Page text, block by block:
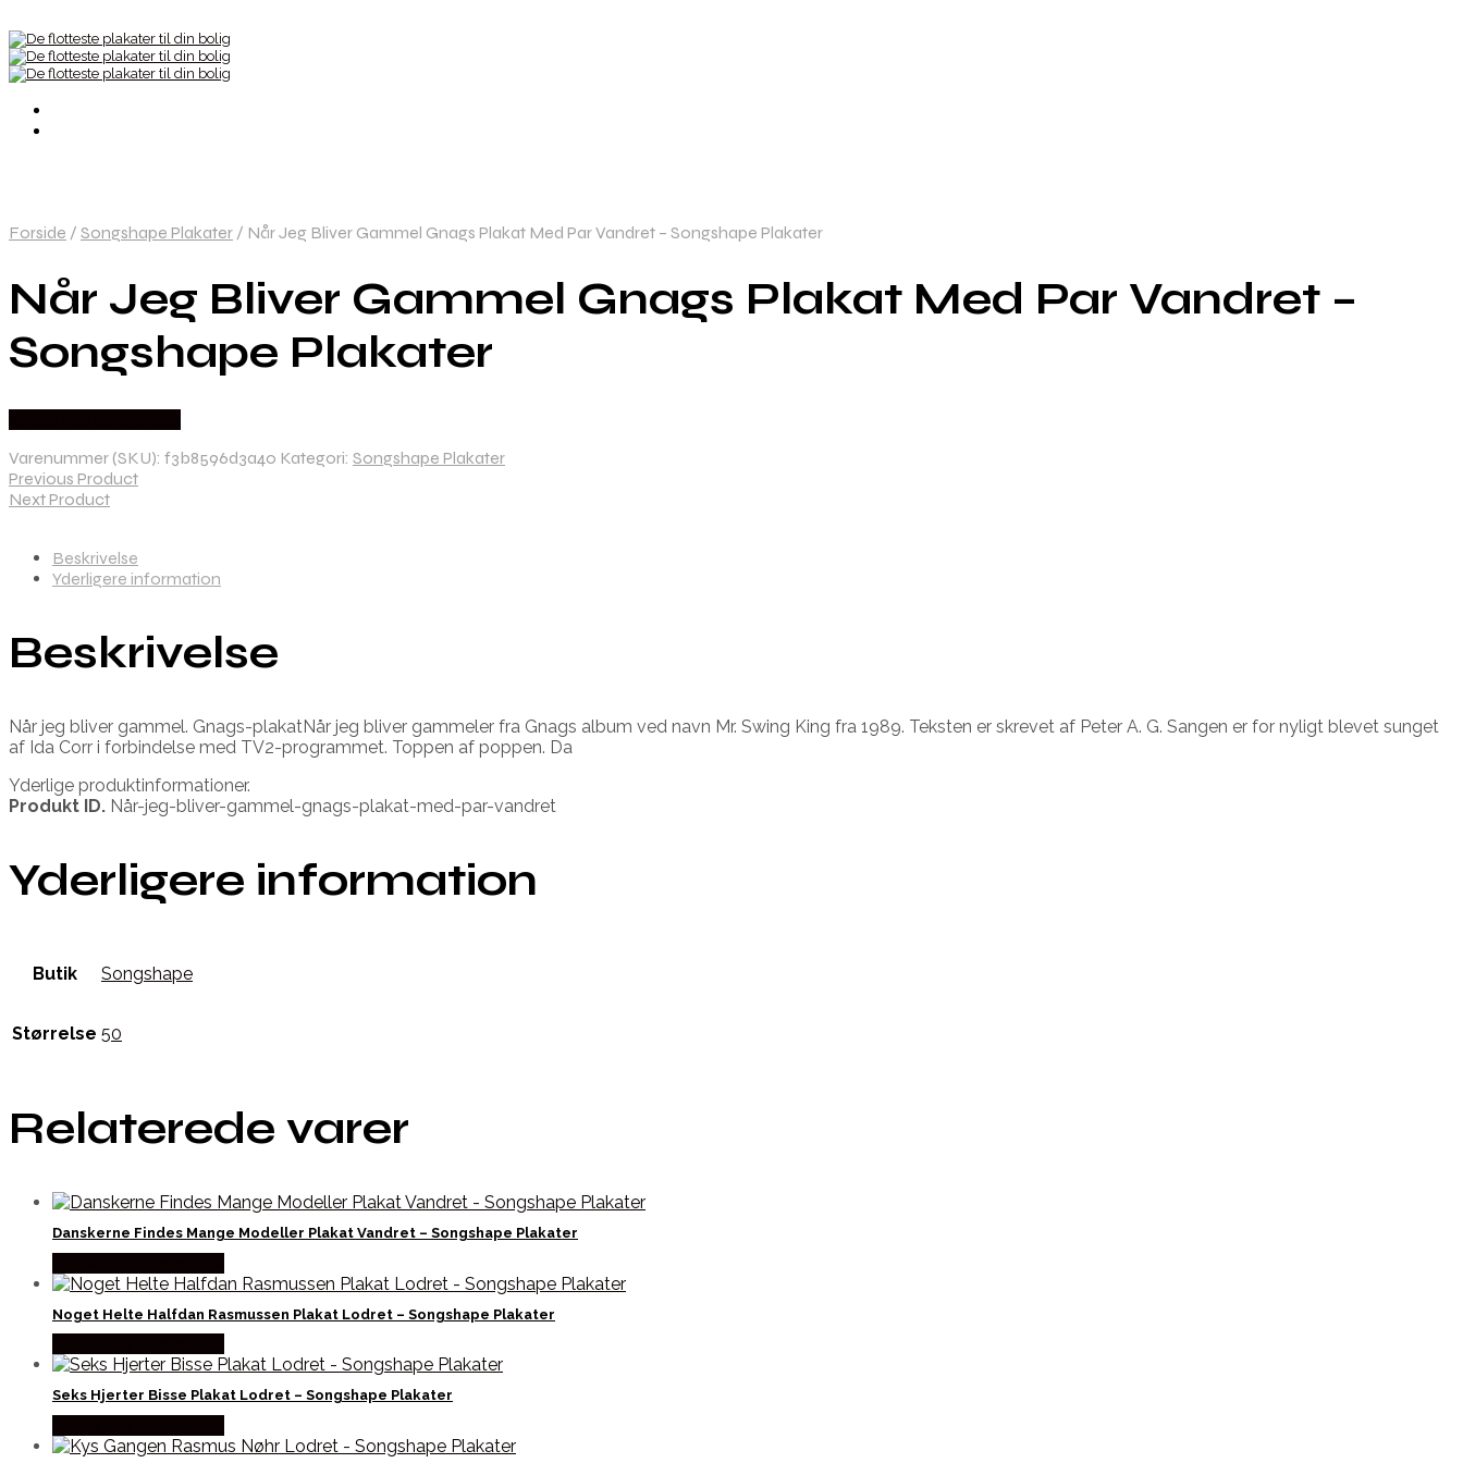
Forside / Songshape Plakater / Når Jeg Bliver Gammel Gnags Plakat Med Par Vandret – Songshape Plakater
Når Jeg Bliver Gammel Gnags Plakat Med Par Vandret –
Songshape Plakater
Varenummer (SKU): f3b8596d3a40 Kategori: Songshape Plakater
Previous Product
Next Product
Beskrivelse
Yderligere information
Beskrivelse
Når jeg bliver gammel. Gnags-plakatNår jeg bliver gammeler fra Gnags album ved navn Mr. Swing King fra 1989. Teksten er skrevet af Peter A. G. Sangen er for nyligt blevet sunget
af Ida Corr i forbindelse med TV2-programmet. Toppen af poppen. Da
Yderlige produktinformationer.
Produkt ID. Når-jeg-bliver-gammel-gnags-plakat-med-par-vandret
Yderligere information
Butik Songshape
Størrelse 50
Relaterede varer
Danskerne Findes Mange Modeller Plakat Vandret – Songshape Plakater
Noget Helte Halfdan Rasmussen Plakat Lodret – Songshape Plakater
Seks Hjerter Bisse Plakat Lodret – Songshape Plakater